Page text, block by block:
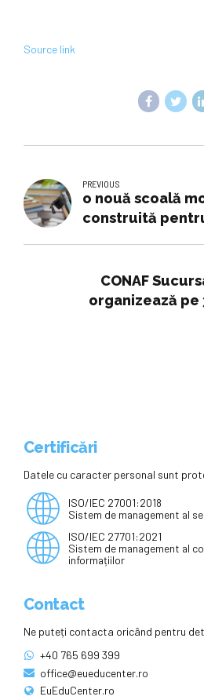
Source link
PREVIOUS
o nouă scoală
construită
semnat
și execuție a
CONAF
organizează pe
Certificări
Datele cu caracter personal sunt
ISO/IEC 27001:2018
Sistem de management al
ISO/IEC 27701:2021
Sistem de management al
informațiilor
Contact
Ne puteți contacta oricând pentru
+40 765 699 399
office@eueducenter.ro
EuEduCenter.ro